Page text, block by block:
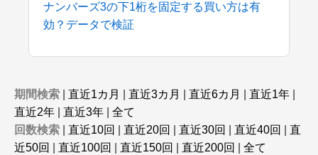
ナンバーズ3の下1桁を固定する買い方は有
効？データで検証
期間検索 直近1カ月 直近3カ月 直近6カ月 直近1年
直近2年
直近3年
全て
回数検索
直近10回 直近20回 直近30回 直近40回
直
近50回
直近100回 直近150回 直近200回 全て